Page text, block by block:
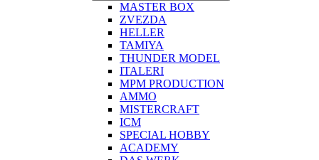
MASTER BOX
ZVEZDA
HELLER
TAMIYA
THUNDER MODEL
ITALERI
MPM PRODUCTION
AMMO
MISTERCRAFT
ICM
SPECIAL HOBBY
ACADEMY